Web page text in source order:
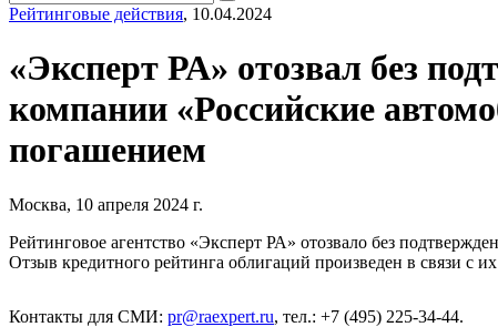
Рейтинговые действия, 10.04.2024
«Эксперт РА» отозвал без
компании «Российские
погашением
Москва, 10 апреля 2024 г.
Рейтинговое агентство «Эксперт РА» отозвало без
Отзыв кредитного рейтинга облигаций произведен в связи с
Контакты для СМИ: pr@raexpert.ru, тел.: +7 (495) 225-34-44.